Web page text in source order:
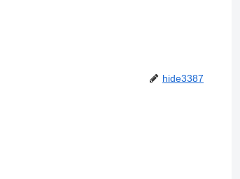
hide3387